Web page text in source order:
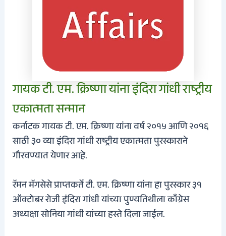
गायक टी. एम. क्रिष्णा यांना इंदिरा गांधी राष्ट्रीय
एकात्मता सन्मान
कर्नाटक गायक टी. एम. क्रिष्णा यांना वर्ष २०१५ आणि २०१६
साठी ३० व्या इंदिरा गांधी राष्ट्रीय एकात्मता पुरस्काराने
गौरवण्यात येणार आहे.
रॅमन मॅगसेसे प्राप्तकर्ते टी. एम. क्रिष्णा यांना हा पुरस्कार ३१
ऑक्टोबर रोजी इंदिरा गांधी यांच्या पुण्यतिथीला काँग्रेस
अध्यक्षा सोनिया गांधी यांच्या हस्ते दिला जाईल.